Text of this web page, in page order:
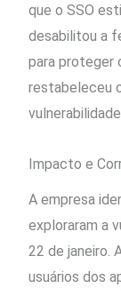
que o SSO
desabilitou a
para proteger
restabeleceu
vulnerabilidade.
Impacto e
A empresa
exploraram a
22 de janeiro.
usuários dos